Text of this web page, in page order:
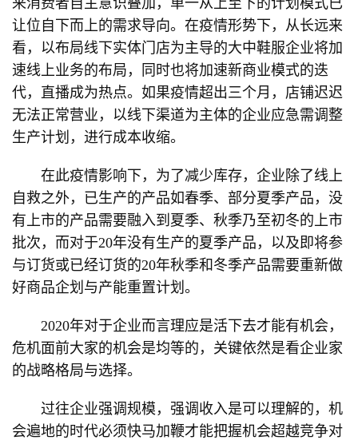
来消费者自主意识叠加，单一从上至下的计划模式已
让位自下而上的需求导向。在疫情形势下，从长远来
看，以布局线下实体门店为主导的大中鞋服企业将加
速线上业务的布局，同时也将加速新商业模式的迭
代，直播成为热点。如果疫情超出三个月，店铺迟迟
无法正常营业，以线下渠道为主体的企业应急需调整
生产计划，进行成本收缩。
在此疫情影响下，为了减少库存，企业除了线上
自救之外，已生产的产品如春季、部分夏季产品，没
有上市的产品需要融入到夏季、秋季乃至初冬的上市
批次，而对于20年没有生产的夏季产品，以及即将参
与订货或已经订货的20年秋季和冬季产品需要重新做
好商品企划与产能重置计划。
2020年对于企业而言理应是活下去才能有机会，
危机面前大家的机会是均等的，关键依然是看企业家
的战略格局与选择。
过往企业强调规模，强调收入是可以理解的，机
会遍地的时代必须快马加鞭才能把握机会超越竞争对